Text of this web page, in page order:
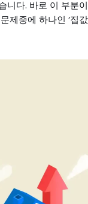
니다. 바로 이 부분
제중에 하나인 ‘집